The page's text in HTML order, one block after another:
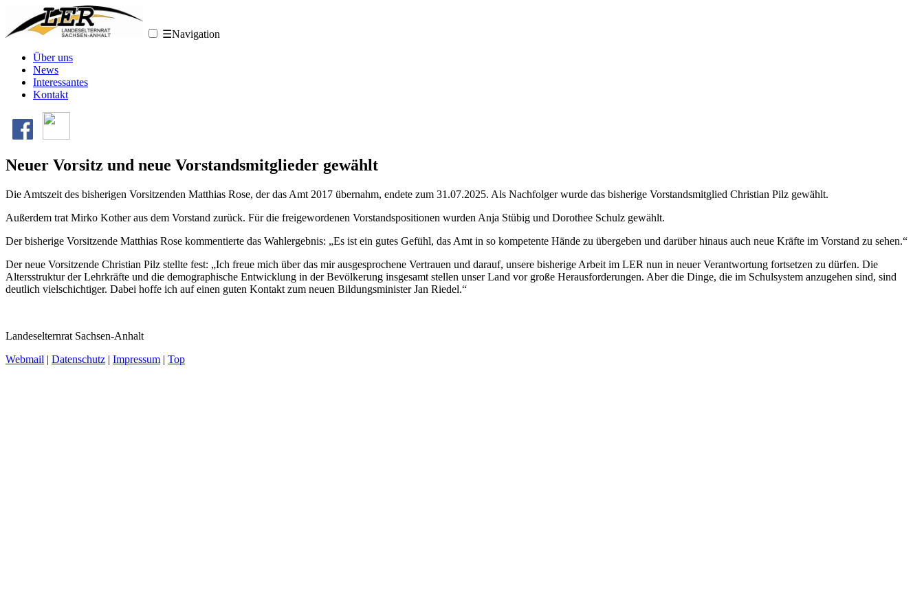
☰Navigation
Über uns
News
Interessantes
Kontakt
Neuer Vorsitz und neue Vorstandsmitglieder gewählt
Die Amtszeit des bisherigen Vorsitzenden Matthias Rose, der das Amt 2017 übernahm, endete zum 31.07.2025. Als Nachfolger wurde das bisherige Vorstandsmitglied Christian Pilz gewählt.
Außerdem trat Mirko Kother aus dem Vorstand zurück. Für die freigewordenen Vorstandspositionen wurden Anja Stübig und Dorothee Schulz gewählt.
Der bisherige Vorsitzende Matthias Rose kommentierte das Wahlergebnis: „Es ist ein gutes Gefühl, das Amt in so kompetente Hände zu übergeben und darüber hinaus auch neue Kräfte im Vorstand zu sehen.“
Der neue Vorsitzende Christian Pilz stellte fest: „Ich freue mich über das mir ausgesprochene Vertrauen und darauf, unsere bisherige Arbeit im LER nun in neuer Verantwortung fortsetzen zu dürfen. Die
Altersstruktur der Lehrkräfte und die demographische Entwicklung in der Bevölkerung insgesamt stellen unser Land vor große Herausforderungen. Aber die Dinge, die im Schulsystem anzugehen sind, sind
deutlich vielschichtiger. Dabei hoffe ich auf einen guten Kontakt zum neuen Bildungsminister Jan Riedel.“
Landeselternrat Sachsen-Anhalt
Webmail | Datenschutz | Impressum | Top